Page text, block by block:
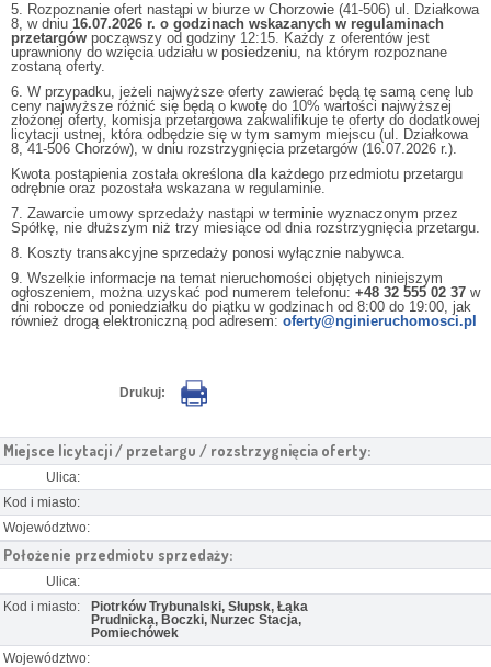
5. Rozpoznanie ofert nastąpi w biurze w Chorzowie (41-506) ul. Działkowa
8, w dniu 16.07.2026 r. o godzinach wskazanych w regulaminach
przetargów począwszy od godziny 12:15. Każdy z oferentów jest
uprawniony do wzięcia udziału w posiedzeniu, na którym rozpoznane
zostaną oferty.
6. W przypadku, jeżeli najwyższe oferty zawierać będą tę samą cenę lub
ceny najwyższe różnić się będą o kwotę do 10% wartości najwyższej
złożonej oferty, komisja przetargowa zakwalifikuje te oferty do dodatkowej
licytacji ustnej, która odbędzie się w tym samym miejscu (ul. Działkowa
8, 41-506 Chorzów), w dniu rozstrzygnięcia przetargów (16.07.2026 r.).
Kwota postąpienia została określona dla każdego przedmiotu przetargu
odrębnie oraz pozostała wskazana w regulaminie.
7. Zawarcie umowy sprzedaży nastąpi w terminie wyznaczonym przez
Spółkę, nie dłuższym niż trzy miesiące od dnia rozstrzygnięcia przetargu.
8. Koszty transakcyjne sprzedaży ponosi wyłącznie nabywca.
9. Wszelkie informacje na temat nieruchomości objętych niniejszym
ogłoszeniem, można uzyskać pod numerem telefonu: +48 32 555 02 37 w
dni robocze od poniedziałku do piątku w godzinach od 8:00 do 19:00, jak
również drogą elektroniczną pod adresem: oferty@nginieruchomosci.pl
Drukuj:
Miejsce licytacji / przetargu / rozstrzygnięcia oferty:
Ulica:
Kod i miasto:
Województwo:
Położenie przedmiotu sprzedaży:
Ulica:
Kod i miasto:
Piotrków Trybunalski, Słupsk, Łąka
Prudnicka, Boczki, Nurzec Stacja,
Pomiechówek
Województwo: